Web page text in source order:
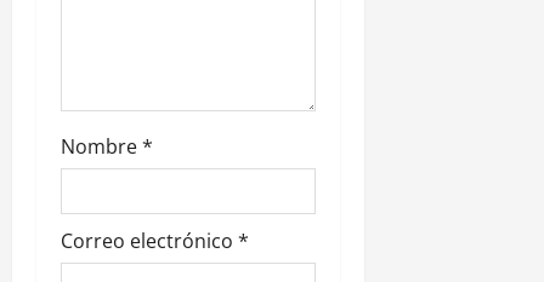
a
d
a
s
Nombre*
Correo electrónico *